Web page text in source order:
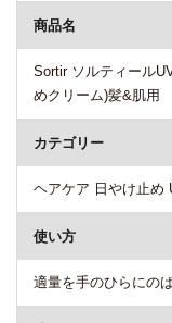
商品名
Sortir ソルティール
めクリーム)髪&肌用
カテゴリー
ヘアケア 日やけ止め
使い方
適量を手のひらにの